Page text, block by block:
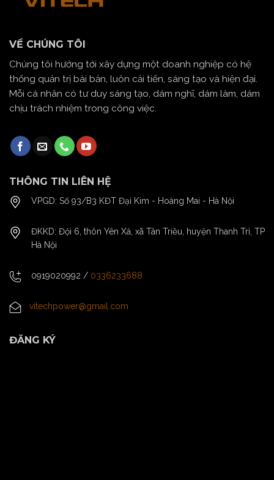
VỀ CHÚNG TÔI
Chúng tôi hướng tới xây dựng một doanh nghiệp có hệ
thống quản trị bài bản, luôn cải tiến, sáng tạo và hiện đại.
Mỗi cá nhân có tư duy sáng tạo, dám nghĩ, dám làm, dám
chịu trách nhiệm trong công việc.
THÔNG TIN LIÊN HỆ
VPGD: Số 93/B3 KĐT Đại Kim - Hoàng Mai - Hà Nội
ĐKKD: Đội 6, thôn Yên Xá, xã Tân Triều, huyện Thanh Trì, TP
Hà Nội
0919020992 / 0336233688
vitechpower@gmail.com
ĐĂNG KÝ